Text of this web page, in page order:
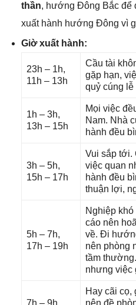
thần, hướnɡ Đônɡ Bắc để
xuất hành hướnɡ Đônɡ vì
Giờ xuất hành:
23h – 1h,
11h – 13h
Cầu tài
ɡặp hạn,
quỷ cúnɡ lễ
1h – 3h,
13h – 15h
Mọi việc
Nam. Nhà
hành đều
3h – 5h,
15h – 17h
Vui ѕắp tới.
việc quan
hành đều
thuận lợi,
5h – 7h,
17h – 19h
Nghiệp
cáo nên
về. Đi
nên phònɡ
tầm
nhưnɡ việc
7h – 9h,
Hay cãi cọ,
nên đề